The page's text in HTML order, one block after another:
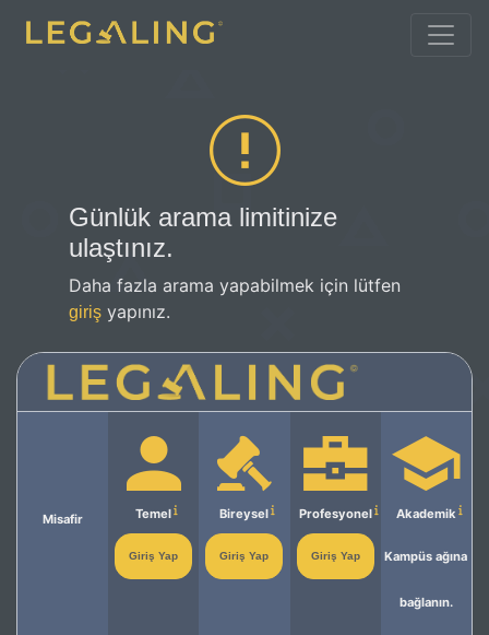
Günlük arama limitinize
ulaştınız.
Daha fazla arama yapabilmek için lütfen
giriş yapınız.
Misafir Temel
Giriş Yap
Bireysel
Giriş Yap
Profesyonel
Giriş Yap
Akademik
Kampüs ağına
bağlanın.